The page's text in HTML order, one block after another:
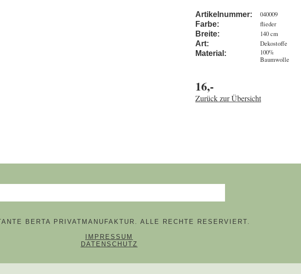
Artikelnummer: 040009
Farbe: flieder
Breite: 140 cm
Art: Dekostoffe
Material:
100%
Baumwolle
16,-
Zurück zur Übersicht
BERTA PRIVATMANUFAKTUR. ALLE RECHTE RESERVIERT.
NAVIGATION ÜBERSPRINGEN
IMPRESSUM
DATENSCHUTZ